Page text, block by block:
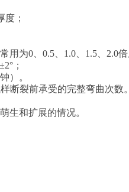
度；
为0、0.5、1.0、1.5、2.0倍
；
）。
断裂前承受的完整弯曲次
生和扩展的情况。